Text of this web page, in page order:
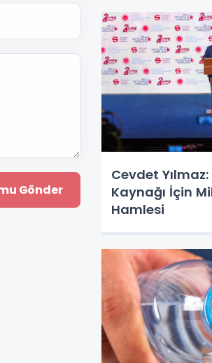
Cevdet
Kaynağı İçin
Hamlesi